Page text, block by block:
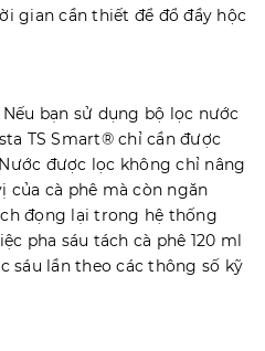
gian cần thiết để đổ đầy hộc
bạn sử dụng bộ lọc nước
TS Smart® chỉ cần được
được lọc không chỉ nâng
của cà phê mà còn ngăn
đọng lại trong hệ thống
pha sáu tách cà phê 120 ml
sáu lần theo các thông số kỹ